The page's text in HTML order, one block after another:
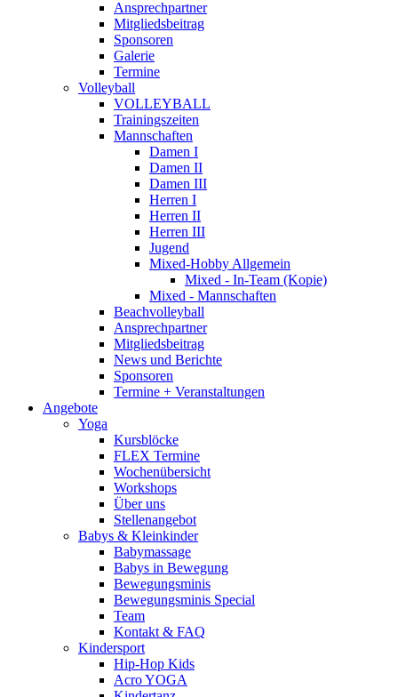
Ansprechpartner
Mitgliedsbeitrag
Sponsoren
Galerie
Termine
Volleyball
VOLLEYBALL
Trainingszeiten
Mannschaften
Damen I
Damen II
Damen III
Herren I
Herren II
Herren III
Jugend
Mixed-Hobby Allgemein
Mixed - In-Team (Kopie)
Mixed - Mannschaften
Beachvolleyball
Ansprechpartner
Mitgliedsbeitrag
News und Berichte
Sponsoren
Termine + Veranstaltungen
Angebote
Yoga
Kursblöcke
FLEX Termine
Wochenübersicht
Workshops
Über uns
Stellenangebot
Babys & Kleinkinder
Babymassage
Babys in Bewegung
Bewegungsminis
Bewegungsminis Special
Team
Kontakt & FAQ
Kindersport
Hip-Hop Kids
Acro YOGA